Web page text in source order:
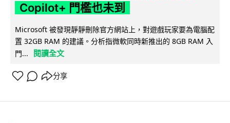
Copilot+ 門檻也未到
Microsoft 被發現靜靜刪除官方網站上，對遊戲玩家要為電腦配
置 32GB RAM 的建議。分析指微軟同時新推出的 8GB RAM 入
門...
閱讀全文
分享